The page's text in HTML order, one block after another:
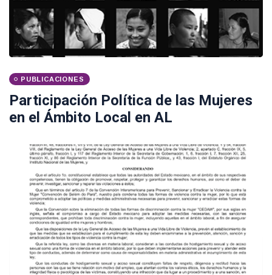
PUBLICACIONES
Participación Política de las Mujeres
en el Ámbito Local en AL